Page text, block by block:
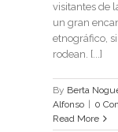
visitantes de
un gran
etnográfico,
rodean. [...]
By Berta
Alfonso
0
Read More